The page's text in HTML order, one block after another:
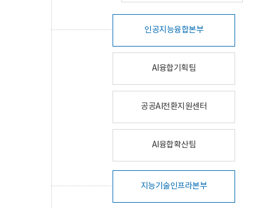
인공지능융합본부
AI융합기획팀
공공AI전환지원센터
AI융합확산팀
지능기술인프라본부